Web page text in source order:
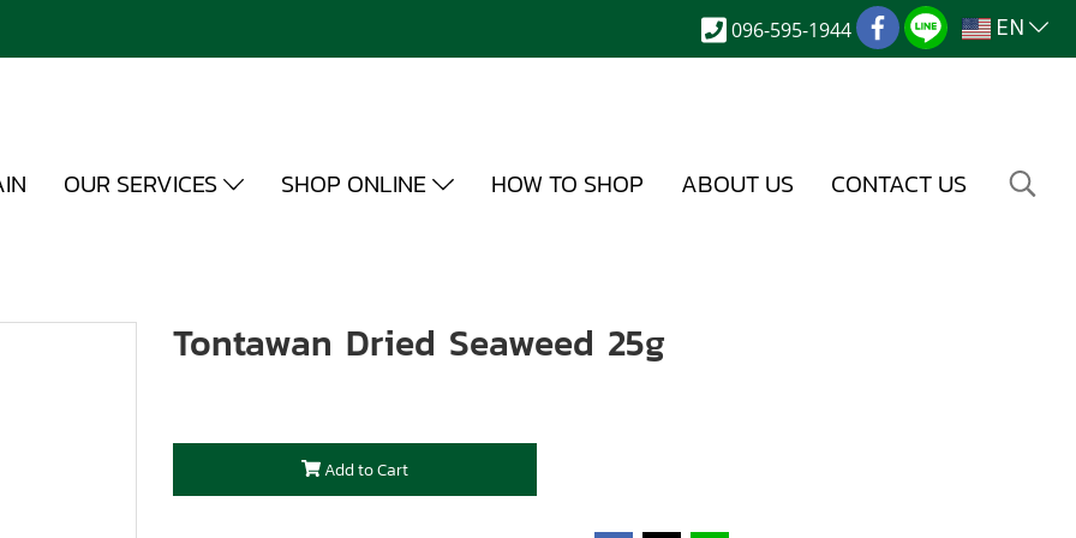
096-595-1944 EN
OUR SERVICES SHOP ONLINE HOW TO SHOP ABOUT US CONTACT US
Tontawan Dried Seaweed 25g
Add to Cart